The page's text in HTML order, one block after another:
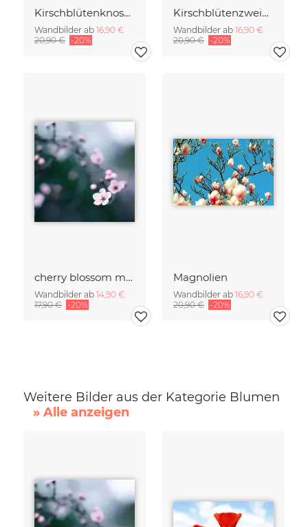
Kirschblütenknospen Doppelbelichtung
Wandbilder ab 16,90 €
20,90 € -20%
Kirschblütenzweig mit vielen Blüten
Wandbilder ab 16,90 €
20,90 € -20%
cherry blossom moments II
Wandbilder ab 14,90 €
17,90 € -20%
Magnolien
Wandbilder ab 16,90 €
20,90 € -20%
Weitere Bilder aus der Kategorie Blumen
» Alle anzeigen